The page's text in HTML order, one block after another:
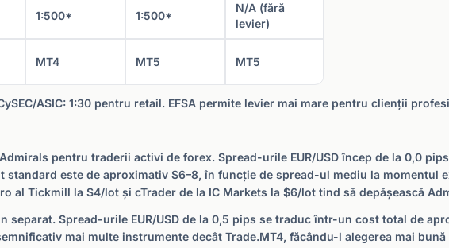
1:500* 1:500*
N/A (fără
levier)
MT4 MT5 MT5
ASIC: 1:30 pentru retail. EFSA permite levier mai mare pentru clienții
pentru traderii activi de forex. Spread-urile EUR/USD încep de la 0,0
este de aproximativ $6–8, în funcție de spread-ul mediu la momentul
al Tickmill la $4/lot și cTrader de la IC Markets la $6/lot tind să depășească
separat. Spread-urile EUR/USD de la 0,5 pips se traduc într-un cost total de
mai multe instrumente decât Trade.MT4, făcându-l alegerea mai